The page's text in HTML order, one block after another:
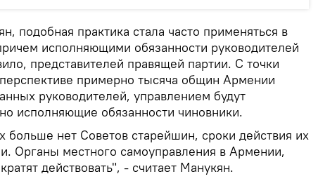
подобная практика стала часто применяться в
исполняющими обязанности руководителей
представителей правящей партии. С точки
примерно тысяча общин Армении
руководителей, управлением будут
исполняющие обязанности чиновники.
больше нет Советов старейшин, сроки действия их
Органы местного самоуправления в Армении,
действовать", - считает Манукян.